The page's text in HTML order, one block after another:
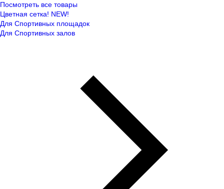
Посмотреть все товары
Цветная сетка! NEW!
Для Спортивных площадок
Для Спортивных залов